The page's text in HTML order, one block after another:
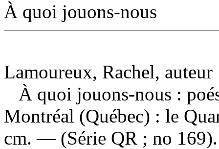
À quoi jouons-nous
Lamoureux, Rachel, auteur
À quoi jouons-nous :
Montréal (Québec) : le
cm. — (Série QR ; no 169).